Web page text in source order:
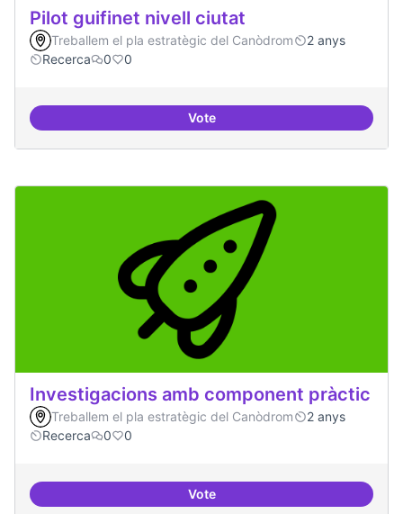
Pilot guifinet nivell ciutat
Treballem el pla estratègic del Canòdrom
2 anys
Recerca
0 0
VotePilot guifinet nivell ciutat
Investigacions amb component pràctic
Treballem el pla estratègic del Canòdrom
2 anys
Recerca
0 0
VoteInvestigacions amb component